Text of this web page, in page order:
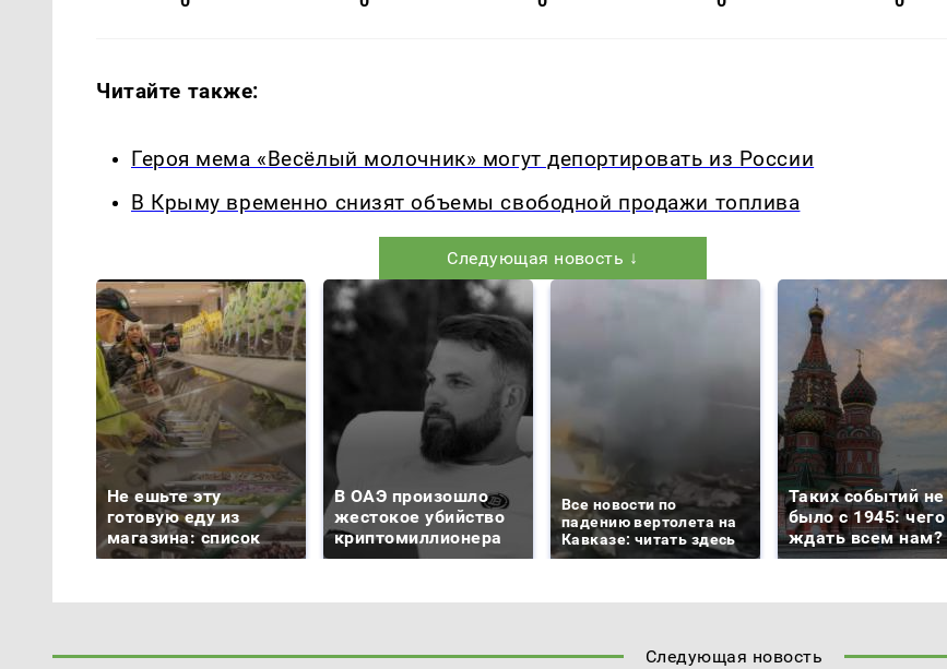
Читайте также:
Героя мема «Весёлый молочник» могут депортировать из России
В Крыму временно снизят объемы свободной продажи топлива
Следующая новость ↓
Не ешьте эту
готовую еду из
магазина: список
В ОАЭ произошло
жестокое убийство
криптомиллионера
Все новости по
падению вертолета на
Кавказе: читать здесь
Таких событий не
было с 1945: чего
ждать всем нам?
Следующая новость